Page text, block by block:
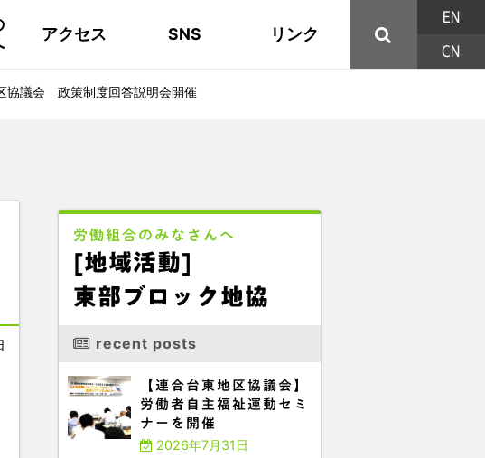
44の構成組織 主な取り組み
地域活動 資料
アクセス
東部ブロック地協 西北ブロック
SNS
YouTube X/Twitter
リンク
EN
CN
協議会 政策制度回答説明会開催
労働組合のみなさんへ
[地域活動]
東部ブロック地協
recent posts
【連合台東地区協議会】
労働者自主福祉運動セミ
ナーを開催
2026年7月31日